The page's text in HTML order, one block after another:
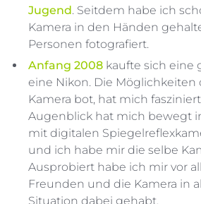
Jugend. Seitdem habe ich
Kamera in den Händen
Personen fotografiert.
Anfang 2008 kaufte sich eine
eine Nikon. Die Möglichkeiten
Kamera bot, hat mich
Augenblick hat mich bewegt
mit digitalen
und ich habe mir die selbe
Ausprobiert habe ich mir vor
Freunden und die Kamera in
Situation dabei gehabt.